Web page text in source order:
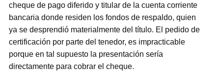
cheque de pago diferido y titular de la cuenta corriente
bancaria donde residen los fondos de respaldo, quien
ya se desprendió materialmente del título. El pedido de
certificación por parte del tenedor, es impracticable
porque en tal supuesto la presentación sería
directamente para cobrar el cheque.